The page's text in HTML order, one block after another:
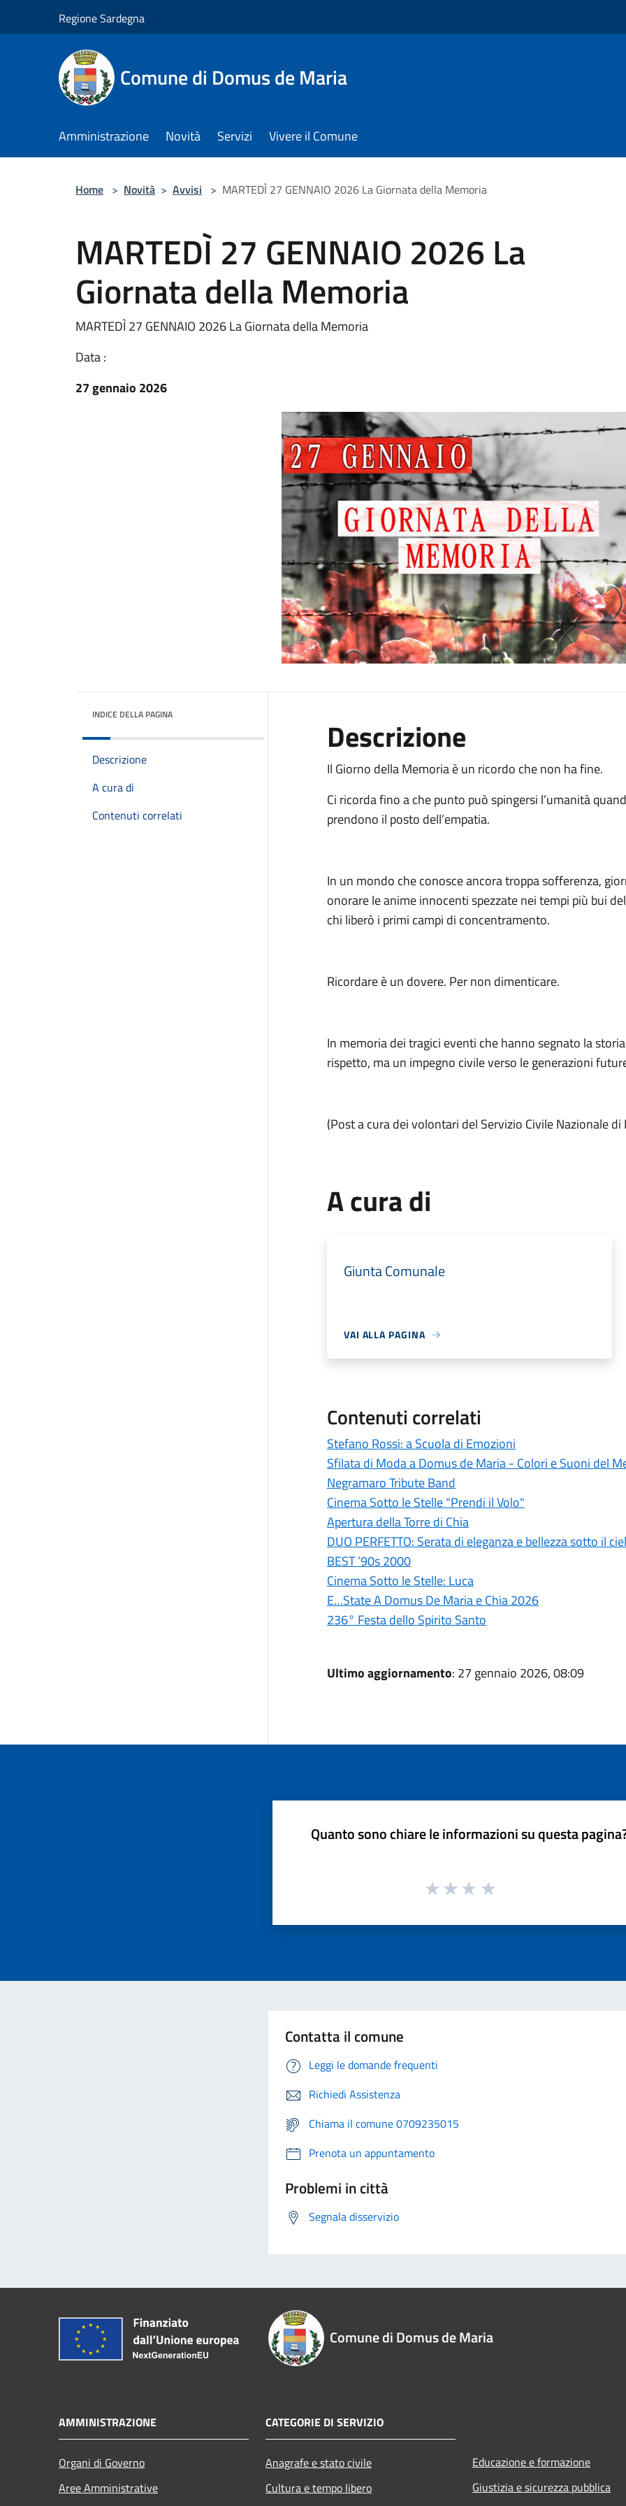
Regione Sardegna
Comune di Domus de Maria
Amministrazione Novità Servizi Vivere il Comune
Home > Novità > Avvisi > MARTEDÌ 27 GENNAIO 2026 La Giornata della Memoria
MARTEDÌ 27 GENNAIO 2026 La
Giornata della Memoria
MARTEDÌ 27 GENNAIO 2026 La Giornata della Memoria
Data :
27 gennaio 2026
INDICE DELLA PAGINA
Descrizione
A cura di
Contenuti correlati
Descrizione
Il Giorno della Memoria è un ricordo che non ha fine.
Ci ricorda fino a che punto può spingersi l’umanità
prendono il posto dell’empatia.
In un mondo che conosce ancora troppa sofferenza,
onorare le anime innocenti spezzate nei tempi più bui
chi liberò i primi campi di concentramento.
Ricordare è un dovere. Per non dimenticare.
In memoria dei tragici eventi che hanno segnato la
rispetto, ma un impegno civile verso le generazioni
(Post a cura dei volontari del Servizio Civile Nazionale
A cura di
Giunta Comunale
VAI ALLA PAGINA
Contenuti correlati
Stefano Rossi: a Scuola di Emozioni
Sfilata di Moda a Domus de Maria - Colori e Suoni del
Negramaro Tribute Band
Cinema Sotto le Stelle "Prendi il Volo"
Apertura della Torre di Chia
DUO PERFETTO: Serata di eleganza e bellezza sotto il
BEST ’90s 2000
Cinema Sotto le Stelle: Luca
E…State A Domus De Maria e Chia 2026
236° Festa dello Spirito Santo
Ultimo aggiornamento: 27 gennaio 2026, 08:09
Quanto sono chiare le informazioni su questa
Contatta il comune
Leggi le domande frequenti
Richiedi Assistenza
Chiama il comune 0709235015
Prenota un appuntamento
Problemi in città
Segnala disservizio
Comune di Domus de Maria
AMMINISTRAZIONE
Organi di Governo
Aree Amministrative
CATEGORIE DI SERVIZIO
Anagrafe e stato civile
Cultura e tempo libero
Educazione e formazione
Giustizia e sicurezza pubblica